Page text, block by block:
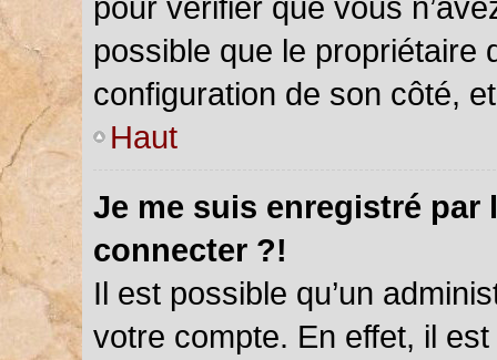
possible que le propriétaire
configuration de son côté,
Haut
Je me suis enregistré par
connecter ?!
Il est possible qu’un
votre compte. En effet, il